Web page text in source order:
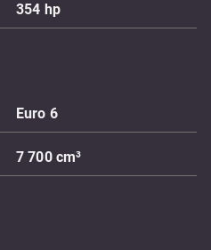
354 hp
Euro 6
7 700 cm³